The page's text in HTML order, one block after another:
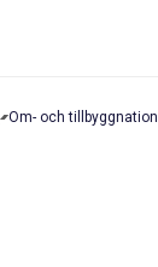
Om- och tillbyggnation